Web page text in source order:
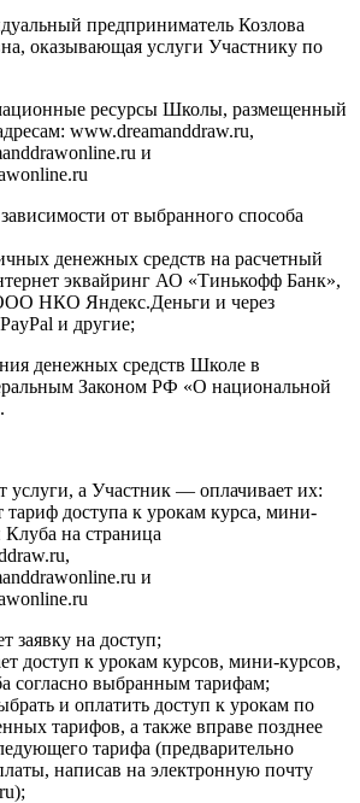
предприниматель Козлова
оказывающая услуги Участнику по
ресурсы Школы, размещенный
www.dreamanddraw.ru,
и
от выбранного способа
денежных средств на расчетный
эквайринг АО «Тинькофф Банк»,
НКО Яндекс.Деньги и через
и другие;
денежных средств Школе в
Законом РФ «О национальной
услуги, а Участник — оплачивает их:
тариф доступа к урокам курса, мини-
на страница
и
заявку на доступ;
доступ к урокам курсов, мини-курсов,
согласно выбранным тарифам;
и оплатить доступ к урокам по
тарифов, а также вправе позднее
тарифа (предварительно
написав на электронную почту